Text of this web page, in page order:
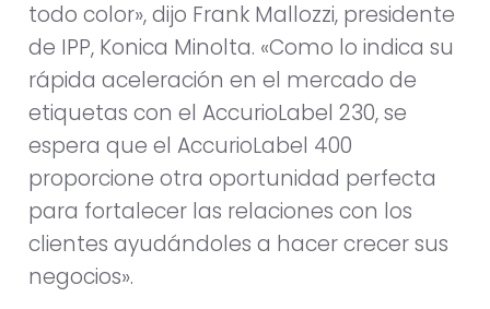
todo color», dijo Frank Mallozzi, presidente
de IPP, Konica Minolta. «Como lo indica su
rápida aceleración en el mercado de
etiquetas con el AccurioLabel 230, se
espera que el AccurioLabel 400
proporcione otra oportunidad perfecta
para fortalecer las relaciones con los
clientes ayudándoles a hacer crecer sus
negocios».